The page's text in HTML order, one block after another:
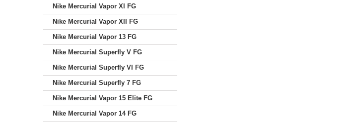
Nike Mercurial Vapor XI FG
Nike Mercurial Vapor XII FG
Nike Mercurial Vapor 13 FG
Nike Mercurial Superfly V FG
Nike Mercurial Superfly VI FG
Nike Mercurial Superfly 7 FG
Nike Mercurial Vapor 15 Elite FG
Nike Mercurial Vapor 14 FG